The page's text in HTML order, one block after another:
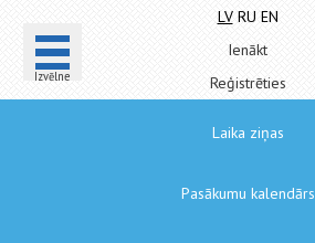
Izvēlne
LV RU EN
Ienākt
Reģistrēties
Laika ziņas
Pasākumu kalendārs